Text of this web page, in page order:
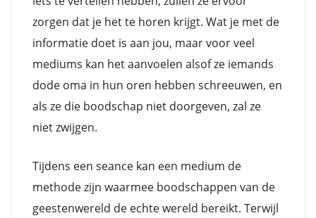
zorgen dat je het te horen krijgt. Wat je met de
informatie doet is aan jou, maar voor veel
mediums kan het aanvoelen alsof ze iemands
dode oma in hun oren hebben schreeuwen, en
als ze die boodschap niet doorgeven, zal ze
niet zwijgen.
Tijdens een seance kan een medium de
methode zijn waarmee boodschappen van de
geestenwereld de echte wereld bereikt. Terwijl